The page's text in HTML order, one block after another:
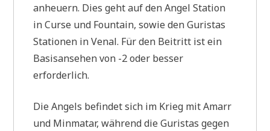
anheuern. Dies geht auf den Angel Station
in Curse und Fountain, sowie den Guristas
Stationen in Venal. Für den Beitritt ist ein
Basisansehen von -2 oder besser
erforderlich.
Die Angels befindet sich im Krieg mit Amarr
und Minmatar, während die Guristas gegen